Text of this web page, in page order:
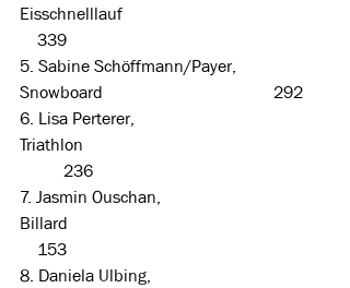
Eisschnelllauf
339
5. Sabine Schöffmann/Payer,
Snowboard                                       292
6. Lisa Perterer,
Triathlon
236
7. Jasmin Ouschan,
Billard
153
8. Daniela Ulbing,